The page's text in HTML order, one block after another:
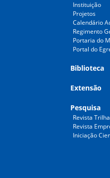
Instituição
Projetos
Calendário
Regimento
Portaria do
Portal do
Biblioteca
Extensão
Pesquisa
Revista
Revista
Iniciação